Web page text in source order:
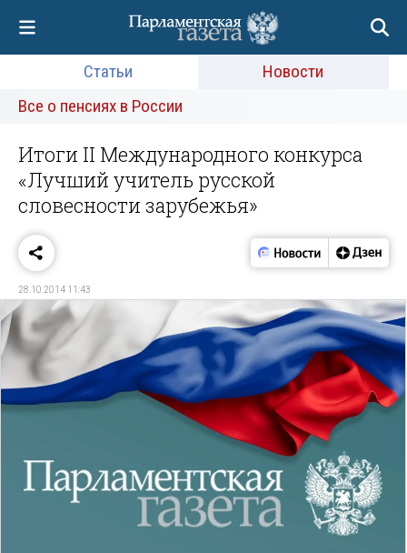
Статьи
Новости
Все о пенсиях в России
Итоги II Международного конкурса
«Лучший учитель русской
словесности зарубежья»
28.10.2014 11:43